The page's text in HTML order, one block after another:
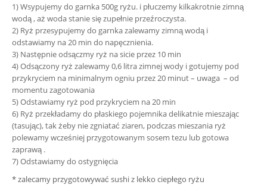
1)Wsypujemy do garnka 500g ryżu. i płuczemy kilkakrotniezimną
wodą,aż woda stanie się zupełnie przeźroczysta.
2) Ryż przesypujemy do garnkazalewamy zimną wodąi
odstawiamy na20 min do napęcznienia.
3) Następnie odsączmy ryż na sicie przez 10 min
4)Odsączony ryż zalewamy 0,6 litra zimnej wody i gotujemy pod
przykryciem na minimalnym ogniu przez 20 minut – uwaga – od
momentu zagotowania
5)Odstawiamy ryż pod przykryciem na20 min
6) Ryż przekładamy do płaskiego pojemnika delikatnie mieszając
(tasując),tak żeby nie zgniatać ziaren, podczas mieszania ryż
polewamy wcześniej przygotowanym sosem tezu lub gotowa
zaprawą .
7)Odstawiamy do ostygnięcia
* zalecamy przygotowywać sushi z lekko ciepłego ryżu